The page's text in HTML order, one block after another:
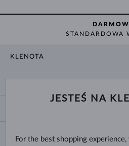
STANDARDOWA
KLENOTA
DOSTAWA I PŁATNOŚĆ
WYBÓR OBRĄCZEK
ROZMIARY I TYPY ŁAŃCUSZKÓW
JESTEŚ NA
For the best shopping